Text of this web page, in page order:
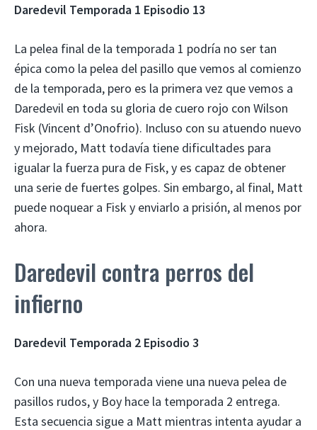
Daredevil Temporada 1 Episodio 13
La pelea final de la temporada 1 podría no ser tan
épica como la pelea del pasillo que vemos al comienzo
de la temporada, pero es la primera vez que vemos a
Daredevil en toda su gloria de cuero rojo con Wilson
Fisk (Vincent d’Onofrio). Incluso con su atuendo nuevo
y mejorado, Matt todavía tiene dificultades para
igualar la fuerza pura de Fisk, y es capaz de obtener
una serie de fuertes golpes. Sin embargo, al final, Matt
puede noquear a Fisk y enviarlo a prisión, al menos por
ahora.
Daredevil contra perros del
infierno
Daredevil Temporada 2 Episodio 3
Con una nueva temporada viene una nueva pelea de
pasillos rudos, y Boy hace la temporada 2 entrega.
Esta secuencia sigue a Matt mientras intenta ayudar a